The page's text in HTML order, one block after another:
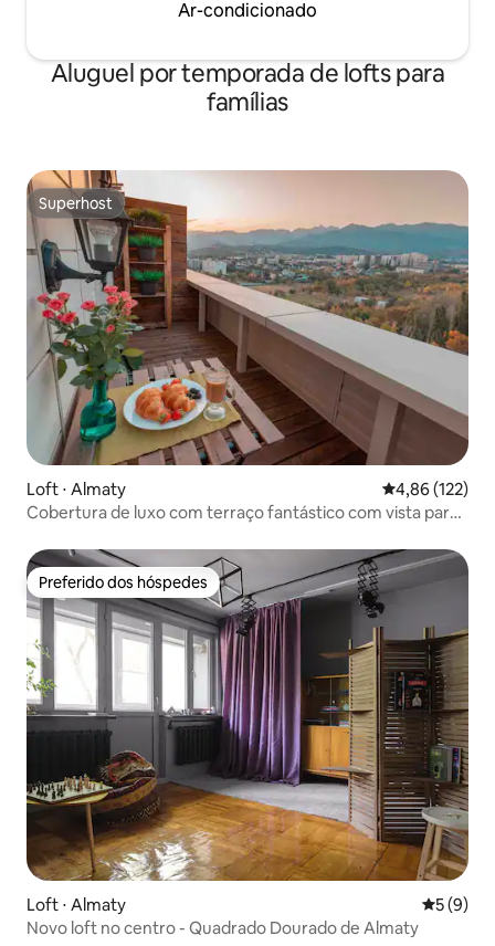
Ar-condicionado
Aluguel por temporada de lofts para
famílias
Superhost
Superhost
Loft ⋅ Almaty 4,86 de uma
4,86 (122)
Cobertura de luxo com terraço fantástico com vista para
Preferido dos hóspedes
Preferido dos hóspedes
Loft ⋅ Almaty 5 de
5 (9)
Novo loft no centro - Quadrado Dourado de Almaty